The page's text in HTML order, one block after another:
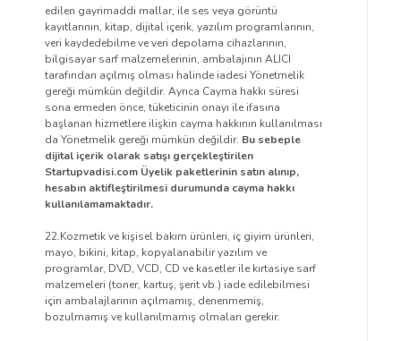
edilen gayrimaddi mallar, ile ses veya görüntü
kayıtlarının, kitap, dijital içerik, yazılım programlarının,
veri kaydedebilme ve veri depolama cihazlarının,
bilgisayar sarf malzemelerinin, ambalajının ALICI
tarafından açılmış olması halinde iadesi Yönetmelik
gereği mümkün değildir. Ayrıca Cayma hakkı süresi
sona ermeden önce, tüketicinin onayı ile ifasına
başlanan hizmetlere ilişkin cayma hakkının kullanılması
da Yönetmelik gereği mümkün değildir. Bu sebeple
dijital içerik olarak satışı gerçekleştirilen
Startupvadisi.com Üyelik paketlerinin satın alınıp,
hesabın aktifleştirilmesi durumunda cayma hakkı
kullanılamamaktadır.
22.Kozmetik ve kişisel bakım ürünleri, iç giyim ürünleri,
mayo, bikini, kitap, kopyalanabilir yazılım ve
programlar, DVD, VCD, CD ve kasetler ile kırtasiye sarf
malzemeleri (toner, kartuş, şerit vb.) iade edilebilmesi
için ambalajlarının açılmamış, denenmemiş,
bozulmamış ve kullanılmamış olmaları gerekir.